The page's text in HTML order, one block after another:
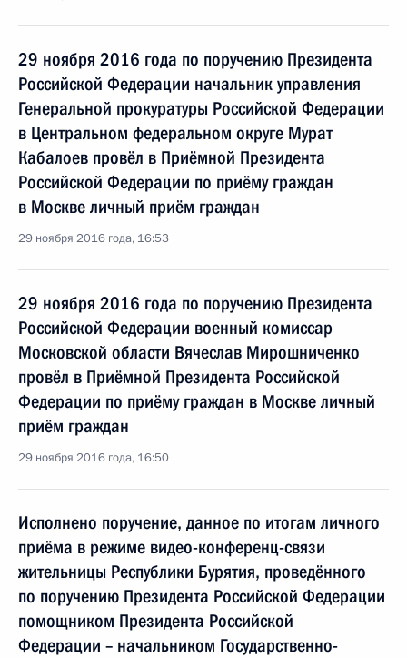
29 ноября 2016 года по поручению Президента
Российской Федерации начальник управления
Генеральной прокуратуры Российской Федерации
в Центральном федеральном округе Мурат
Кабалоев провёл в Приёмной Президента
Российской Федерации по приёму граждан
в Москве личный приём граждан
29 ноября 2016 года, 16:53
29 ноября 2016 года по поручению Президента
Российской Федерации военный комиссар
Московской области Вячеслав Мирошниченко
провёл в Приёмной Президента Российской
Федерации по приёму граждан в Москве личный
приём граждан
29 ноября 2016 года, 16:50
Исполнено поручение, данное по итогам личного
приёма в режиме видео-конференц-связи
жительницы Республики Бурятия, проведённого
по поручению Президента Российской Федерации
помощником Президента Российской
Федерации – начальником Государственно-